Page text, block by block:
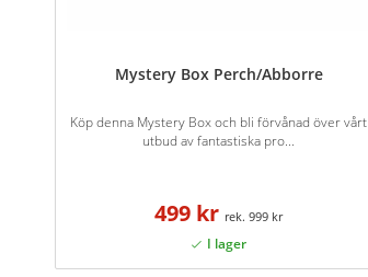
Mystery Box Perch/Abborre
Köp denna Mystery Box och bli förvånad över vårt
utbud av fantastiska pro...
499 kr 999 kr